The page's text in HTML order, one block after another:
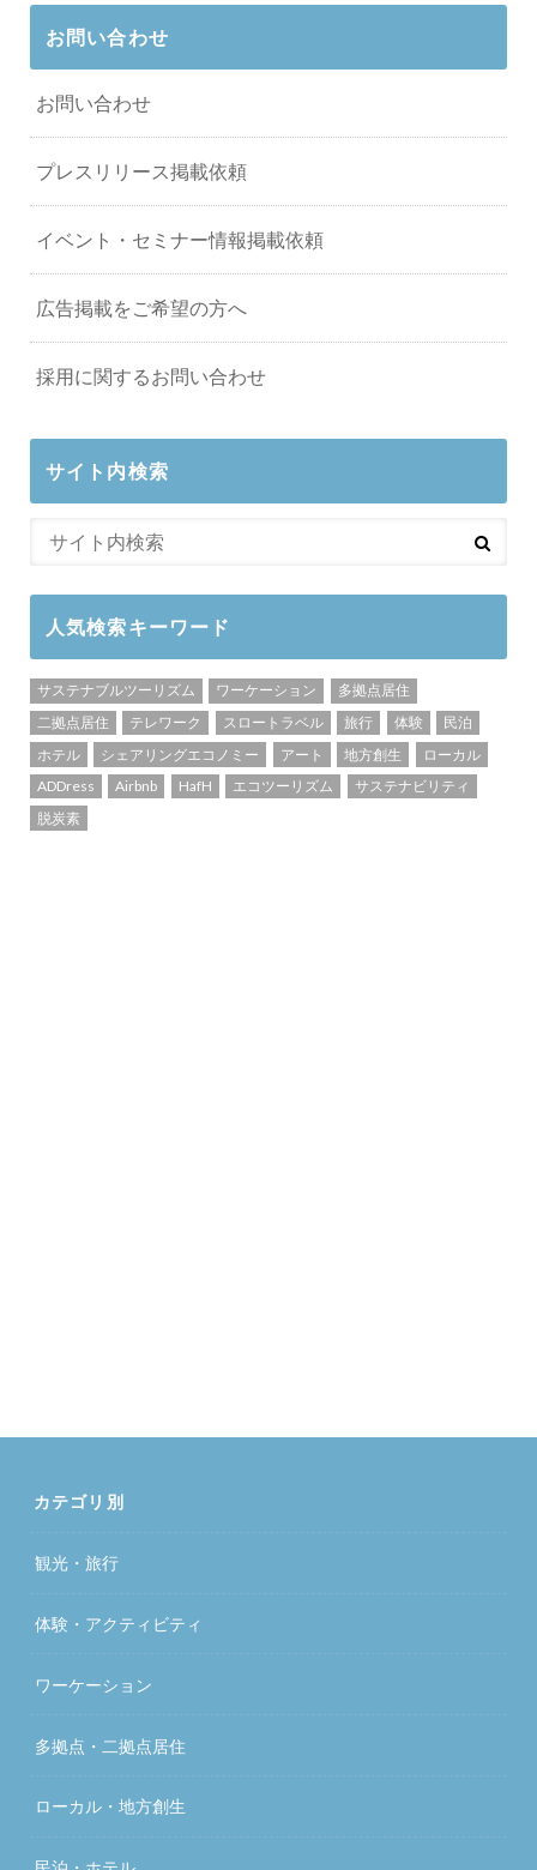
お問い合わせ
お問い合わせ
プレスリリース掲載依頼
イベント・セミナー情報掲載依頼
広告掲載をご希望の方へ
採用に関するお問い合わせ
サイト内検索
人気検索キーワード
サステナブルツーリズム ワーケーション
多拠点居住
二拠点居住
テレワーク スロートラベル 旅行 体験
民泊
ホテル
シェアリングエコノミー アート 地方創生
ローカル
ADDress
Airbnb HafH エコツーリズム
サステナビリティ
脱炭素
カテゴリ別
観光・旅行
体験・アクティビティ
ワーケーション
多拠点・二拠点居住
ローカル・地方創生